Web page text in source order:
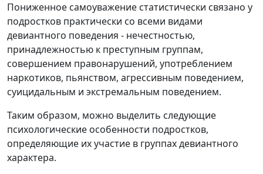
Пониженное самоуважение статистически связано у
подростков практически со всеми видами
девиантного поведения - нечестностью,
принадлежностью к преступным группам,
совершением правонарушений, употреблением
наркотиков, пьянством, агрессивным поведением,
суицидальным и экстремальным поведением.
Таким образом, можно выделить следующие
психологические особенности подростков,
определяющие их участие в группах девиантного
характера.